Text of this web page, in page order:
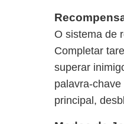
O sistema de
Completar
superar
palavra-
principal,